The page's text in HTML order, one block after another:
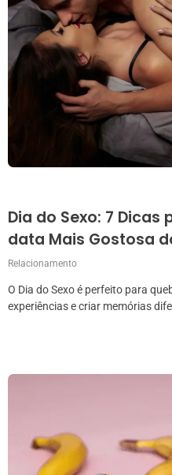
Dia do Sexo: 7 Dicas
data Mais Gostosa
Relacionamento
O Dia do Sexo é perfeito para
experiências e criar memórias